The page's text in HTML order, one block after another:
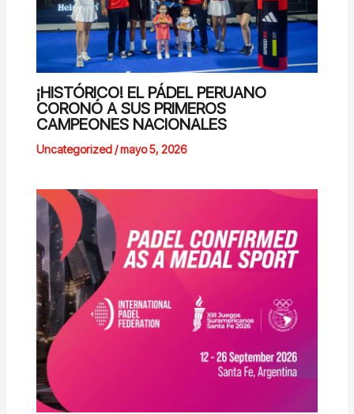
¡HISTÓRICO! EL PÁDEL PERUANO
CORONÓ A SUS PRIMEROS
CAMPEONES NACIONALES
Uncategorized/mayo 5, 2026